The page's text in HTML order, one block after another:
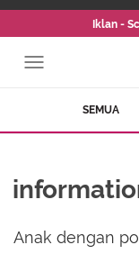
Iklan -
SEMUA
Anak dengan